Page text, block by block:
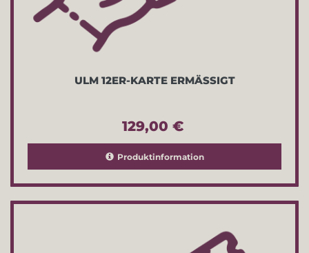
ULM 12ER-KARTE ERMÄSSIGT
129,00 €
Produktinformation